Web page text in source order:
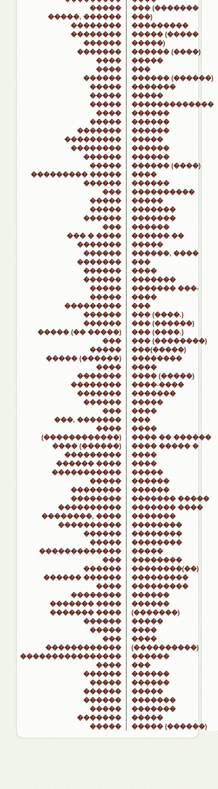
�����
�����, ������
��������
��������
������
�������
����
����
������
�����
�����
�����
����
�����
�������
���������
��������
������
�����
��������� �����
������
���
�����
�����
������
���
��� � ����
�������
������
�������
������
������
�����
�����
���������
������
������
����� (�� �����)
���
�����
����� (������)
����
�������
��������
�������
������
���
���, �������
����
(������������)
���� (������)
���������
������ ����
�����������
�����
��������
��������
����������
��������, ����
����������
������
�����
�������������
���
������
������ ������
����
��������
������� ����
������� ����
������
�����
���
������������
����������������
����
������
�����
������
������
�����
�������
�����
��� (�������
���)
���������
����� (�����
�����)
������ (����)
�����
���
������ (������)
�������
�����
�������������
������
������
������
�����
������
������
������ (����)
����
������
����������
�����
�������
�������
������
������ ��
�����
������, ����
���
����
�������
������� ���-
����
���
��� (����.)
��� (������)
��� (����.)
��� (��������)
���(�����)
��������
����
���� (�����)
����-����
�������
�����
����
���
����
���� �� ������
���� ����� �
����
����
�����
������
������
������� �����
������� ����
�������
��������
��������
��������
�����
��������
��������(��)
���������
���������
������
������
(�������)
�����
����
����
(����������)
������
���
������
������
�����
�������
�������
�����
����� (������)